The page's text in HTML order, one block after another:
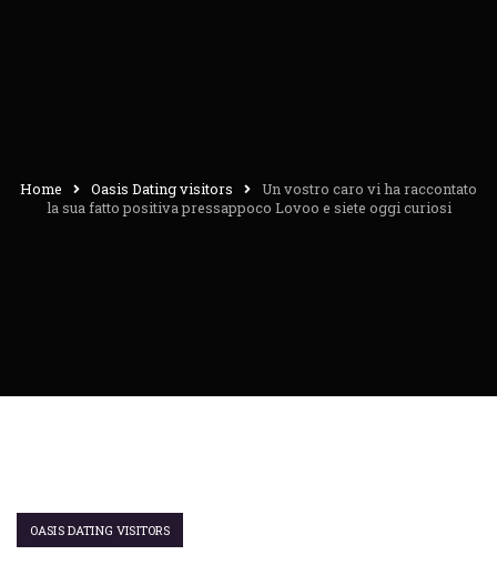
Home Oasis Dating visitors
Un vostro caro vi ha raccontato
la sua fatto positiva pressappoco Lovoo e siete oggi curiosi
OASIS DATING VISITORS